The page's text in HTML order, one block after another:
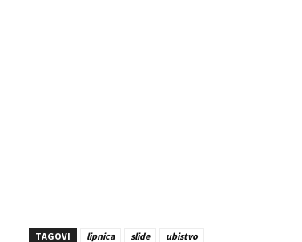
TAGOVI lipnica slide ubistvo